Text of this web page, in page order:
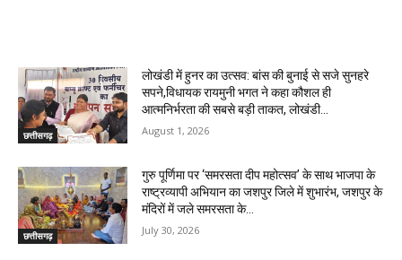
छत्तीसगढ़
लोखंडी में हुनर का उत्सव: बांस की बुनाई से सजे सुनहरे
सपने,विधायक रायमुनी भगत ने कहा कौशल ही
आत्मनिर्भरता की सबसे बड़ी ताकत, लोखंडी...
August 1, 2026
छत्तीसगढ़
गुरु पूर्णिमा पर ‘समरसता दीप महोत्सव’ के साथ भाजपा के
राष्ट्रव्यापी अभियान का जशपुर जिले में शुभारंभ, जशपुर के
मंदिरों में जले समरसता के...
July 30, 2026